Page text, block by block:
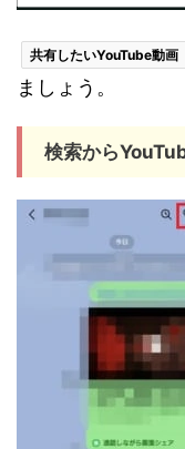
共有したいYouTube動画
ましょう。
検索から